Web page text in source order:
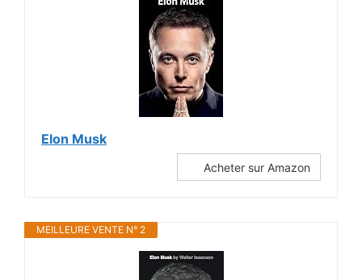
Elon Musk
Acheter sur Amazon
MEILLEURE VENTE N° 2